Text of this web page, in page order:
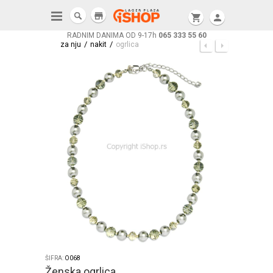
RADNIM DANIMA OD 9-17h 065 333 55 60
shopping_cart person
store
za nju / nakit / ogrlica
ŠIFRA: O068